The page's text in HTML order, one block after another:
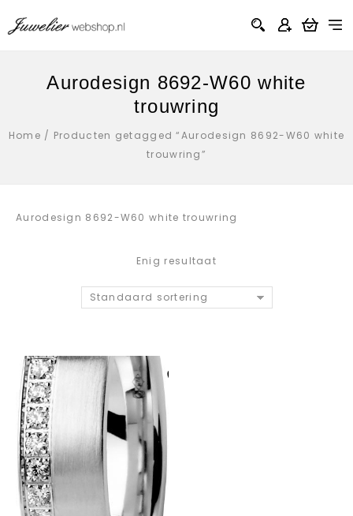
Aurodesign 8692-W60 white
trouwring
Home / Producten getagged “Aurodesign 8692-W60 white
trouwring”
Aurodesign 8692-W60 white trouwring
Enig resultaat
Standaard sortering